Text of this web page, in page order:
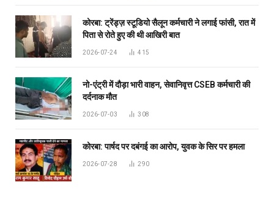
कोरबा: ट्रेंड्ज़ स्टूडियो सैलून कर्मचारी ने लगाई फांसी, रात में
पिता से रोते हुए की थी आखिरी बात
2026-07-24 415
नो-एंट्री में दौड़ा भारी वाहन, सेवानिवृत्त CSEB कर्मचारी की
दर्दनाक मौत
2026-07-03 308
कोरबा: पार्षद पर दबंगई का आरोप, युवक के सिर पर हमला
2026-07-28 290